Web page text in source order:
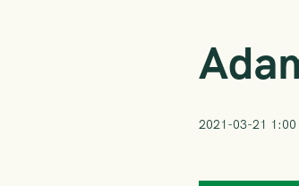
2021-03-21 1:00